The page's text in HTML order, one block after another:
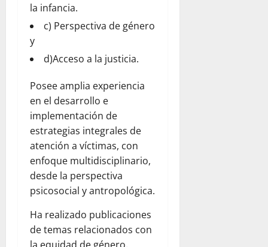
la infancia.
c) Perspectiva de género
y
d)Acceso a la justicia.
Posee amplia experiencia
en el desarrollo e
implementación de
estrategias integrales de
atención a víctimas, con
enfoque multidisciplinario,
desde la perspectiva
psicosocial y antropológica.
Ha realizado publicaciones
de temas relacionados con